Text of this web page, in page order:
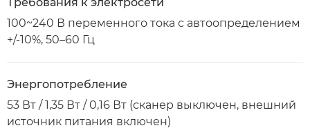
100~240 В переменного тока с автоопределением
+/-10%, 50–60 Гц
Энергопотребление
53 Вт / 1,35 Вт / 0,16 Вт (сканер выключен, внешний
источник питания включен)